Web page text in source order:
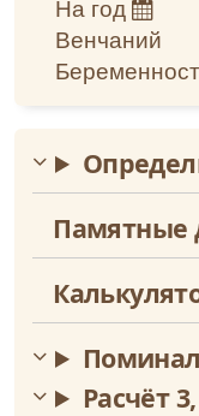
церковных
На год
Венчаний
Памятные
Расчёт